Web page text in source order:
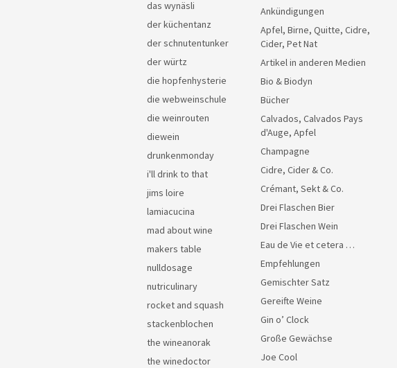
das wynäsli
der küchentanz
der schnutentunker
der würtz
die hopfenhysterie
die webweinschule
die weinrouten
diewein
drunkenmonday
i'll drink to that
jims loire
lamiacucina
mad about wine
makers table
nulldosage
nutriculinary
rocket and squash
stackenblochen
the wineanorak
the winedoctor
Ankündigungen
Apfel, Birne, Quitte, Cidre,
Cider, Pet Nat
Artikel in anderen Medien
Bio & Biodyn
Bücher
Calvados, Calvados Pays
d'Auge, Apfel
Champagne
Cidre, Cider & Co.
Crémant, Sekt & Co.
Drei Flaschen Bier
Drei Flaschen Wein
Eau de Vie et cetera …
Empfehlungen
Gemischter Satz
Gereifte Weine
Gin o’ Clock
Große Gewächse
Joe Cool